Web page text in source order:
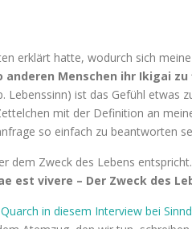
erklärt hatte, wodurch sich
anderen Menschen ihr Ikigai zu
ist das Gefühl etwas
mit der Definition an
so einfach zu beantworten
dem Zweck des Lebens
est vivere – Der Zweck des
in diesem Interview bei